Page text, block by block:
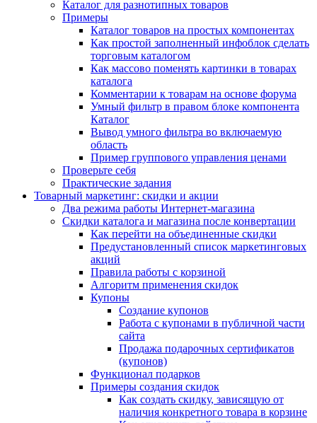
Каталог для разнотипных товаров
Примеры
Каталог товаров на простых компонентах
Как простой заполненный инфоблок сделать
торговым каталогом
Как массово поменять картинки в товарах
каталога
Комментарии к товарам на основе форума
Умный фильтр в правом блоке компонента
Каталог
Вывод умного фильтра во включаемую
область
Пример группового управления ценами
Проверьте себя
Практические задания
Товарный маркетинг: скидки и акции
Два режима работы Интернет-магазина
Скидки каталога и магазина после конвертации
Как перейти на объединенные скидки
Предустановленный список маркетинговых
акций
Правила работы с корзиной
Алгоритм применения скидок
Купоны
Создание купонов
Работа с купонами в публичной части
сайта
Продажа подарочных сертификатов
(купонов)
Функционал подарков
Примеры создания скидок
Как создать скидку, зависящую от
наличия конкретного товара в корзине